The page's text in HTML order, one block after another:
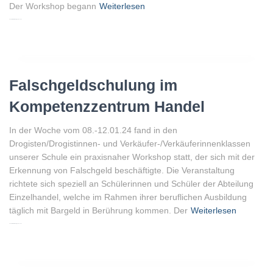
Der Workshop begann Weiterlesen
Falschgeldschulung im
Kompetenzzentrum Handel
In der Woche vom 08.-12.01.24 fand in den
Drogisten/Drogistinnen- und Verkäufer-/Verkäuferinnenklassen
unserer Schule ein praxisnaher Workshop statt, der sich mit der
Erkennung von Falschgeld beschäftigte. Die Veranstaltung
richtete sich speziell an Schülerinnen und Schüler der Abteilung
Einzelhandel, welche im Rahmen ihrer beruflichen Ausbildung
täglich mit Bargeld in Berührung kommen. Der Weiterlesen